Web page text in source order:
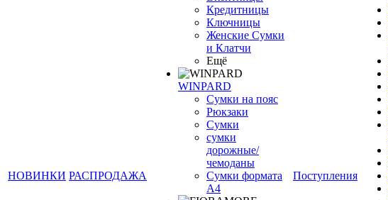
НОВИНКИ РАСПРОДАЖА
Кредитницы
Ключницы
Женские Сумки
и Клатчи
Ещё
WINPARD
Сумки на пояс
Рюкзаки
Сумки
сумки
дорожные/
чемоданы
Сумки формата
А4
Поступления